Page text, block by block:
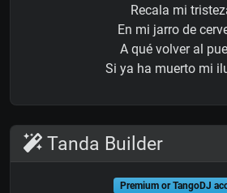
Recala mi
En mi jarro de
A qué volver al
Si ya ha muerto mi
Tanda Builder
Premium or TangoDJ